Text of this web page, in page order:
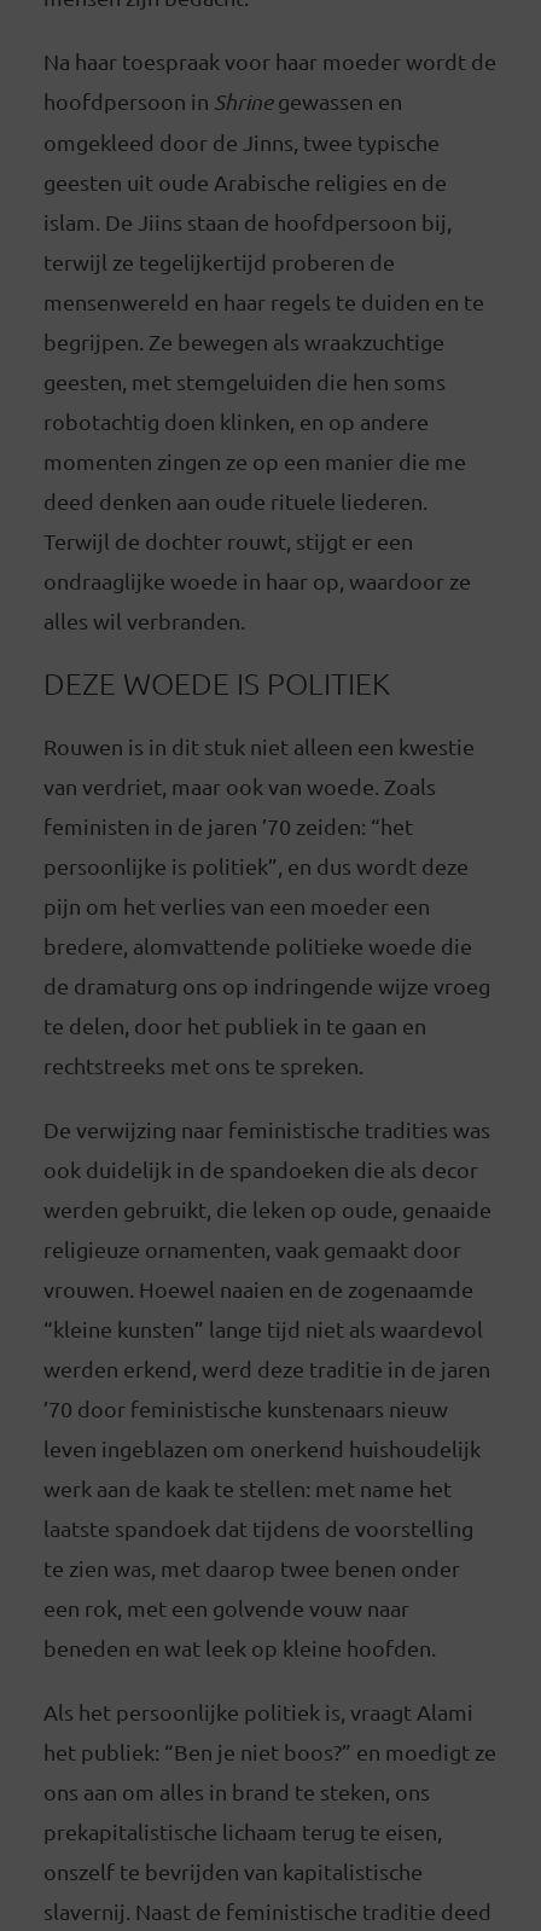
Na haar toespraak voor haar moeder wordt de
hoofdpersoon in Shrinegewassen en
omgekleed door de Jinns, twee typische
geesten uit oude Arabische religies en de
islam. De Jiins staan de hoofdpersoon bij,
terwijl ze tegelijkertijd proberen de
mensenwereld en haar regels te duiden en te
begrijpen. Ze bewegen als wraakzuchtige
geesten, met stemgeluiden die hen soms
robotachtig doen klinken, en op andere
momenten zingen ze op een manier die me
deed denken aan oude rituele liederen.
Terwijl de dochter rouwt, stijgt er een
ondraaglijke woede in haar op, waardoor ze
alles wil verbranden.
DEZE WOEDE IS POLITIEK
Rouwen is in dit stuk niet alleen een kwestie
van verdriet, maar ook van woede. Zoals
feministen in de jaren ’70 zeiden: “het
persoonlijke is politiek”, en dus wordt deze
pijn om het verlies van een moeder een
bredere, alomvattende politieke woede die
de dramaturg ons op indringende wijze vroeg
te delen, door het publiek in te gaan en
rechtstreeks met ons te spreken.
De verwijzing naar feministische tradities was
ook duidelijk in de spandoeken die als decor
werden gebruikt, die leken op oude, genaaide
religieuze ornamenten, vaak gemaakt door
vrouwen. Hoewel naaien en de zogenaamde
“kleine kunsten” lange tijd niet als waardevol
werden erkend, werd deze traditie in de jaren
’70 door feministische kunstenaars nieuw
leven ingeblazen om onerkend huishoudelijk
werk aan de kaak te stellen: met name het
laatste spandoek dat tijdens de voorstelling
te zien was, met daarop twee benen onder
een rok, met een golvende vouw naar
beneden en wat leek op kleine hoofden.
Als het persoonlijke politiek is, vraagt Alami
het publiek: “Ben je niet boos?” en moedigt ze
ons aan om alles in brand te steken, ons
prekapitalistische lichaam terug te eisen,
onszelf te bevrijden van kapitalistische
slavernij. Naast de feministische traditie deed